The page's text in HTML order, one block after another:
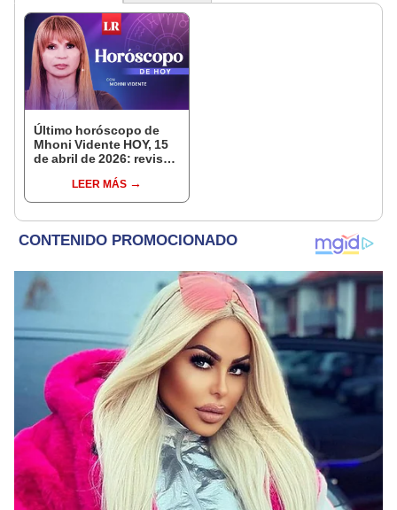
Último horóscopo de
Mhoni Vidente HOY, 15
de abril de 2026: revisa
signo y entérate si te
espera un día
LEER MÁS